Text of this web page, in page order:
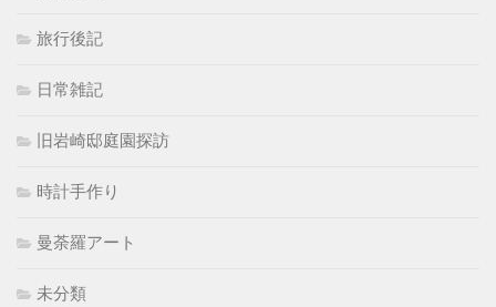
旅行後記
日常雑記
旧岩崎邸庭園探訪
時計手作り
曼荼羅アート
未分類